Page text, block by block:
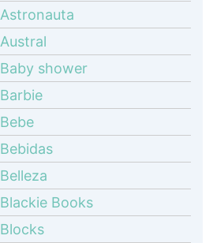
Astronauta
Austral
Baby shower
Barbie
Bebe
Bebidas
Belleza
Blackie Books
Blocks